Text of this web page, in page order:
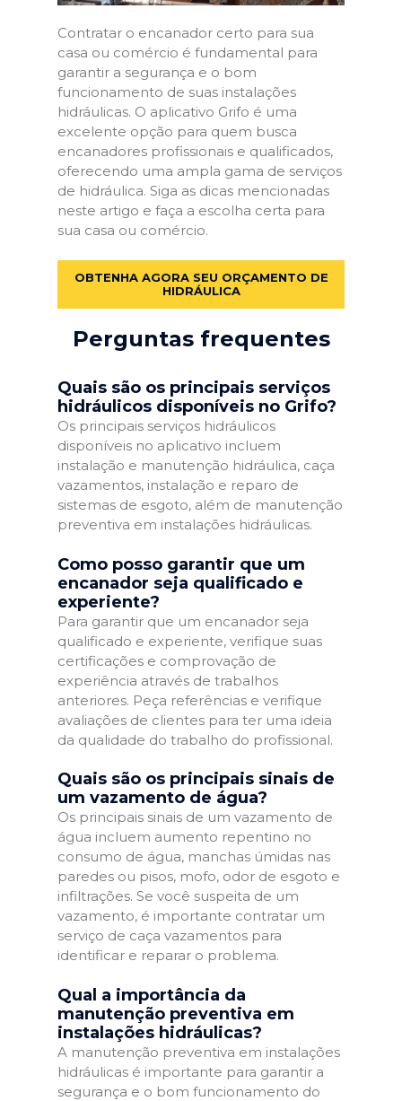
Contratar o encanador certo para sua
casa ou comércio é fundamental para
garantir a segurança e o bom
funcionamento de suas instalações
hidráulicas. O aplicativo Grifo é uma
excelente opção para quem busca
encanadores profissionais e qualificados,
oferecendo uma ampla gama de serviços
de hidráulica. Siga as dicas mencionadas
neste artigo e faça a escolha certa para
sua casa ou comércio.
OBTENHA AGORA SEU ORÇAMENTO DE
HIDRÁULICA
Perguntas frequentes
Quais são os principais serviços
hidráulicos disponíveis no Grifo?
Os principais serviços hidráulicos
disponíveis no aplicativo incluem
instalação e manutenção hidráulica, caça
vazamentos, instalação e reparo de
sistemas de esgoto, além de manutenção
preventiva em instalações hidráulicas.
Como posso garantir que um
encanador seja qualificado e
experiente?
Para garantir que um encanador seja
qualificado e experiente, verifique suas
certificações e comprovação de
experiência através de trabalhos
anteriores. Peça referências e verifique
avaliações de clientes para ter uma ideia
da qualidade do trabalho do profissional.
Quais são os principais sinais de
um vazamento de água?
Os principais sinais de um vazamento de
água incluem aumento repentino no
consumo de água, manchas úmidas nas
paredes ou pisos, mofo, odor de esgoto e
infiltrações. Se você suspeita de um
vazamento, é importante contratar um
serviço de caça vazamentos para
identificar e reparar o problema.
Qual a importância da
manutenção preventiva em
instalações hidráulicas?
A manutenção preventiva em instalações
hidráulicas é importante para garantir a
segurança e o bom funcionamento do